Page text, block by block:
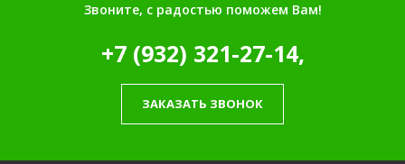
Звоните, с радостью поможем Вам!
+7 (932) 321-27-14,
ЗАКАЗАТЬ ЗВОНОК